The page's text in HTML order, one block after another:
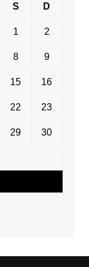
S D
1 2
8 9
15 16
22 23
29 30